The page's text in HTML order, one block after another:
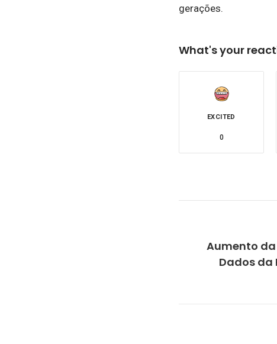
gerações.
What's your
EXCITED
0
Aumento da
Dados da